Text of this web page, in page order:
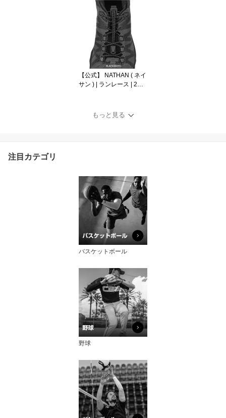
3.0 ソリッド| 両手 S～XL
サイズ フルフィンガー
オールシーズン ブラック
ホワイト ( 高校生カラー
) B353S バッティンググ
ローブ
【公式】 NATHAN ( ネイ
サン ) | ランレース | 2本
ク イエロー ブルー NS11
70 ランニング ウォーキ
もっと見る
注目カテゴリ
バスケットボール
野球